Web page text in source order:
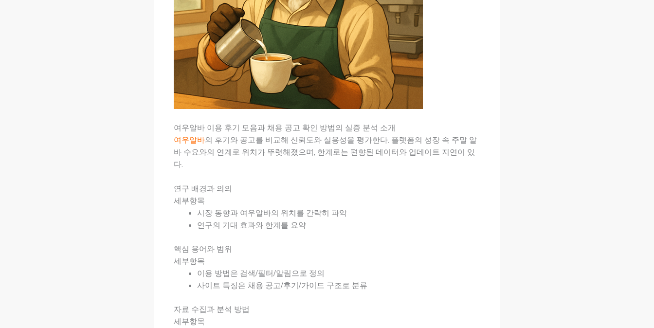
여우알바 이용 후기 모음과 채용 공고 확인 방법의 실증 분석 소개
여우알바의 후기와 공고를 비교해 신뢰도와 실용성을 평가한다. 플랫폼의 성장 속 주말 알
바 수요와의 연계로 위치가 뚜렷해졌으며, 한계로는 편향된 데이터와 업데이트 지연이 있
다.
연구 배경과 의의
세부항목
시장 동향과 여우알바의 위치를 간략히 파악
연구의 기대 효과와 한계를 요약
핵심 용어와 범위
세부항목
이용 방법은 검색/필터/알림으로 정의
사이트 특징은 채용 공고/후기/가이드 구조로 분류
자료 수집과 분석 방법
세부항목